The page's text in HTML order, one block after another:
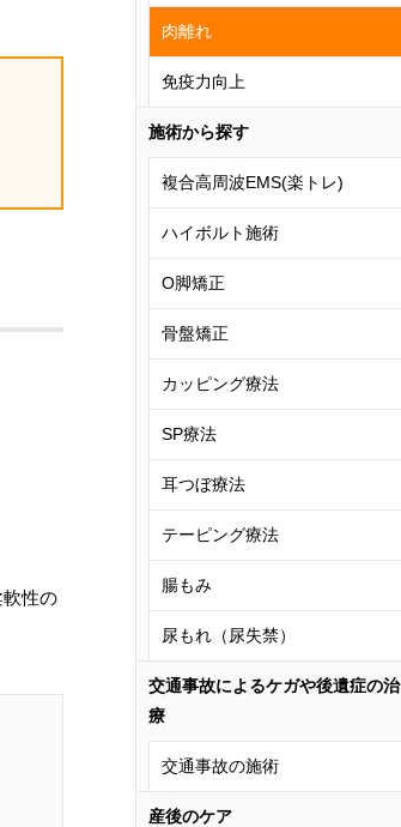
性の
肉離れ
免疫力向上
施術から探す
複合高周波EMS(楽トレ)
ハイボルト施術
O脚矯正
骨盤矯正
カッピング療法
SP療法
耳つぼ療法
テーピング療法
腸もみ
尿もれ（尿失禁）
交通事故によるケガや後遺症の治
療
交通事故の施術
産後のケア